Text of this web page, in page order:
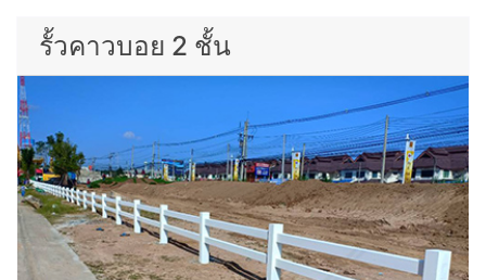
รั้วคาวบอย 2 ชั้น